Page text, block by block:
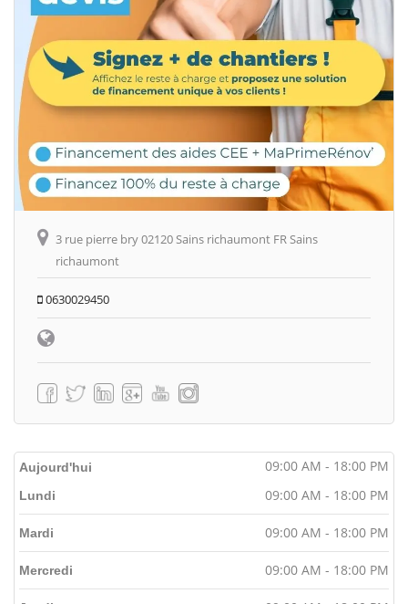
3 rue pierre bry 02120 Sains richaumont FR Sains
richaumont
0630029450
Aujourd'hui 09:00 AM - 18:00 PM
Lundi 09:00 AM - 18:00 PM
Mardi 09:00 AM - 18:00 PM
Mercredi 09:00 AM - 18:00 PM